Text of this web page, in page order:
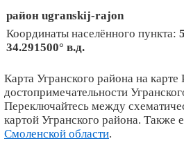
район ugranskij-rajon
Координаты населённого пункта:
34.291500° в.д.
Карта Угранского района на
достопримечательности
Переключайтесь между
картой Угранского района. Также
Смоленской области.